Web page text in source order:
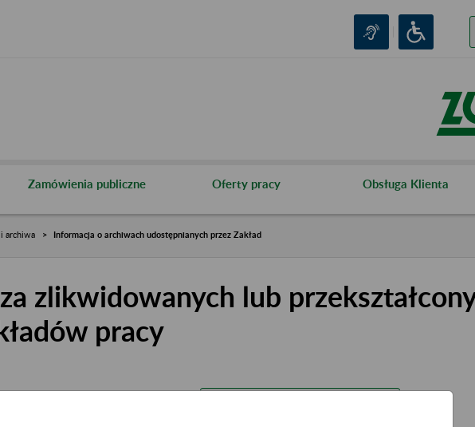
Zamówienia publiczne Oferty pracy Obsługa Klienta
archiwa Informacja o archiwach udostępnianych przez Zakład
zlikwidowanych lub
pracy